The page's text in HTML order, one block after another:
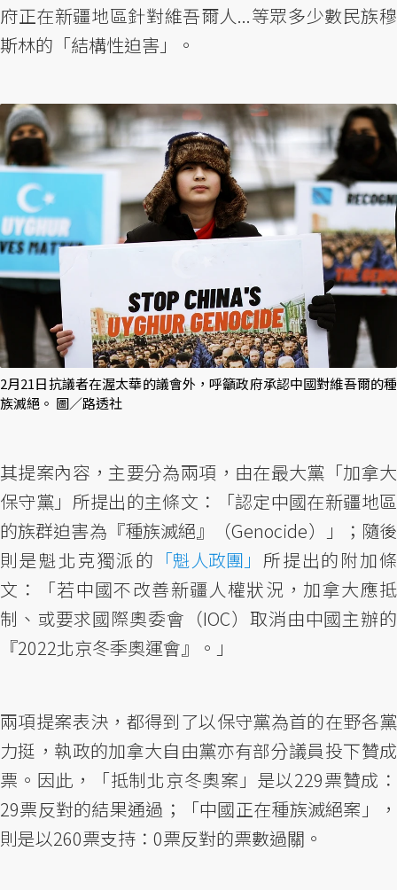
府正在新疆地區針對維吾爾人...等眾多少數民族穆
斯林的「結構性迫害」。
2月21日抗議者在渥太華的議會外，呼籲政府承認中國對維吾爾的種
族滅絕。 圖／路透社
其提案內容，主要分為兩項，由在最大黨「加拿大
保守黨」所提出的主條文：「認定中國在新疆地區
的族群迫害為『種族滅絕』（Genocide）」；隨後
則是魁北克獨派的 「魁人政團」 所提出的附加條
文：「若中國不改善新疆人權狀況，加拿大應抵
制、或要求國際奧委會（IOC）取消由中國主辦的
『2022北京冬季奧運會』。」
兩項提案表決，都得到了以保守黨為首的在野各黨
力挺，執政的加拿大自由黨亦有部分議員投下贊成
票。因此，「抵制北京冬奧案」是以229票贊成：
29票反對的結果通過；「中國正在種族滅絕案」，
則是以260票支持：0票反對的票數過關。